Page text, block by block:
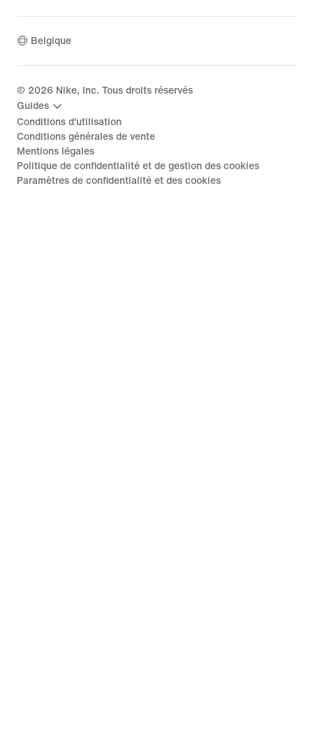
Belgique
© 2026 Nike, Inc. Tous droits réservés
Guides
Conditions d'utilisation
Conditions générales de vente
Mentions légales
Politique de confidentialité et de gestion des cookies
Paramètres de confidentialité et des cookies